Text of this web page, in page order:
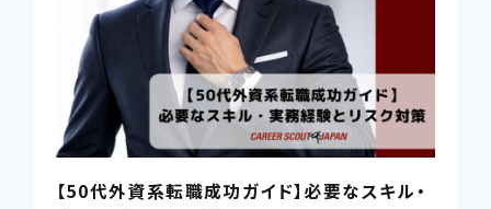
【50代外資系転職成功ガイド】必要なスキル・